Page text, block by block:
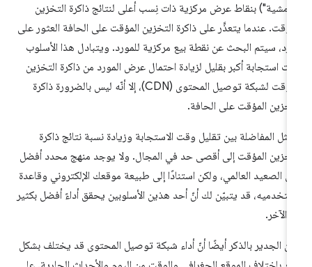
بنقاط عرض مركزية ذات نِسب أعلى لنتائج ذاكرة التخزين
عندما يتعذَّر على ذاكرة التخزين المؤقت على الحافة العثور على
سيتم البحث عن نقطة بيع مركزية للمورد. ويتبادل هذا الأسلوب
استجابة أكبر بقليل لزيادة احتمال عرض المورد من ذاكرة التخزين
المؤقت لشبكة توصيل المحتوى (CDN)، إلا أنّه ليس بالضرورة ذاكرة
المؤقت على الحافة.
المفاضلة بين تقليل وقت الاستجابة وزيادة نسبة نتائج ذاكرة
المؤقت إلى أقصى حد في المجال. ولا يوجد منهج محدد أفضل
الصعيد العالمي، ولكن استنادًا إلى طبيعة موقعك الإلكتروني وقاعدة
قد يتبيّن لك أنّ أحد هذين الأسلوبين يحقق أداءً أفضل بكثير
الآخر.
الجدير بالذكر أيضًا أنّ أداء شبكة توصيل المحتوى قد يختلف بشكل